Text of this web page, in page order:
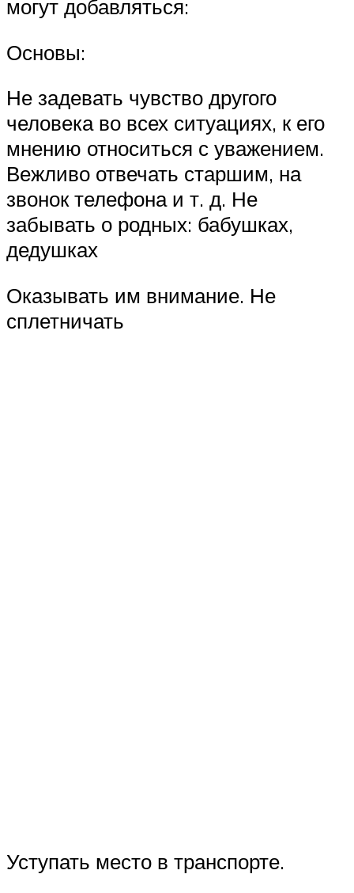
могут добавляться:
Основы:
Не задевать чувство другого
человека во всех ситуациях, к его
мнению относиться с уважением.
Вежливо отвечать старшим, на
звонок телефона и т. д. Не
забывать о родных: бабушках,
дедушках
Оказывать им внимание. Не
сплетничать
Уступать место в транспорте.